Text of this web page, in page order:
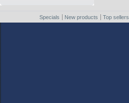
Specials New products Top sellers